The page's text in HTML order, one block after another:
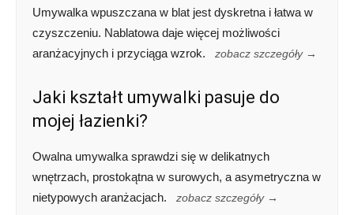
Umywalka wpuszczana w blat jest dyskretna i łatwa w
czyszczeniu. Nablatowa daje więcej możliwości
aranżacyjnych i przyciąga wzrok.
zobacz szczegóły →
Jaki kształt umywalki pasuje do
mojej łazienki?
Owalna umywalka sprawdzi się w delikatnych
wnętrzach, prostokątna w surowych, a asymetryczna w
nietypowych aranżacjach.
zobacz szczegóły →